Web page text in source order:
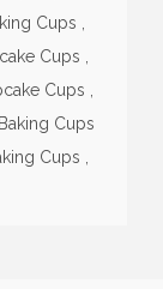
Cups
Cups
Cups
Cups
Cups